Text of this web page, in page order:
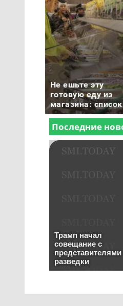
Не ешьте эту
готовую еду из
магазина: список